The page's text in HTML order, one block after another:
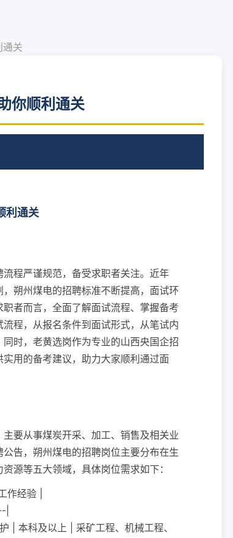
通关
你顺利通关
利通关
程严谨规范，备受求职者关注。近年
朔州煤电的招聘标准不断提高，面试环
者而言，全面了解面试流程、掌握备考
程，从报名条件到面试形式，从笔试内
时，老黄选岗作为专业的山西央国企招
用的备考建议，助力大家顺利通过面
要从事煤炭开采、加工、销售及相关业
告，朔州煤电的招聘岗位主要分布在生
源等五大领域，具体岗位需求如下：
作经验 |
|
| 本科及以上 | 采矿工程、机械工程、